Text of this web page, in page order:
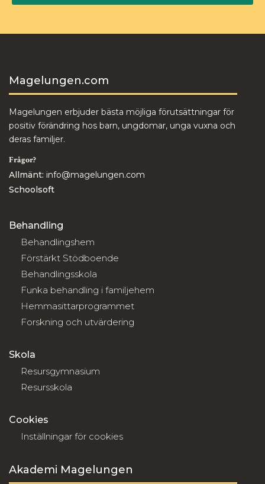
Magelungen.com
Magelungen erbjuder bästa möjliga förutsättningar för
positiv förändring hos barn, ungdomar, unga vuxna och
deras familjer.
Frågor?
Allmänt: info@magelungen.com
Schoolsoft
Behandling
Behandlingshem
Förstärkt Stödboende
Behandlingsskola
Funka behandling i familjehem
Hemmasittarprogrammet
Forskning och utvärdering
Skola
Resursgymnasium
Resursskola
Cookies
Inställningar för cookies
Akademi Magelungen